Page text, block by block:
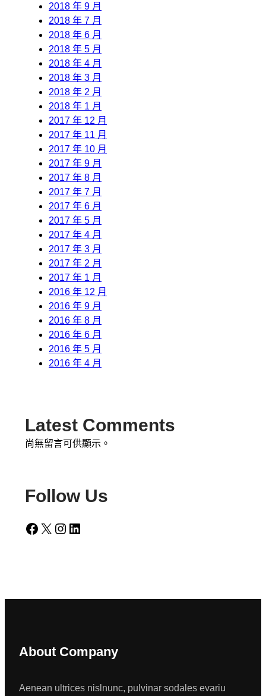
2018 年 9 月
2018 年 7 月
2018 年 6 月
2018 年 5 月
2018 年 4 月
2018 年 3 月
2018 年 2 月
2018 年 1 月
2017 年 12 月
2017 年 11 月
2017 年 10 月
2017 年 9 月
2017 年 8 月
2017 年 7 月
2017 年 6 月
2017 年 5 月
2017 年 4 月
2017 年 3 月
2017 年 2 月
2017 年 1 月
2016 年 12 月
2016 年 9 月
2016 年 8 月
2016 年 6 月
2016 年 5 月
2016 年 4 月
Latest Comments
尚無留言可供顯示。
Follow Us
Facebook X Instagram LinkedIn
About Company
Aenean ultrices nislnunc, pulvinar sodales evariu